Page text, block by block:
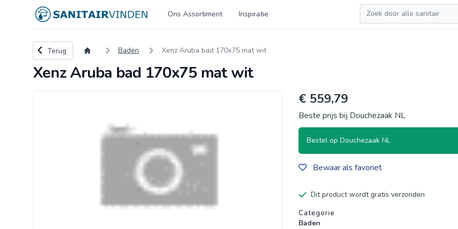
Logo sanitairvinden.nl Ons Assortiment Inspiratie
Zoeken
Terug naar overzicht
Terug Baden Xenz Aruba bad 170x75 mat wit
Xenz Aruba bad 170x75 mat wit
€ 559,79
Beste prijs bij Douchezaak NL
Bestel op Douchezaak NL
Bewaar als favoriet
Dit product wordt gratis verzonden
Productgegevens
Categorie
Baden